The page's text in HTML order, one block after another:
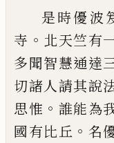
是時優波
寺 。 北天竺有
多聞智慧通達
切諸人請其說
思惟 。 誰能為
國有比丘 。 名